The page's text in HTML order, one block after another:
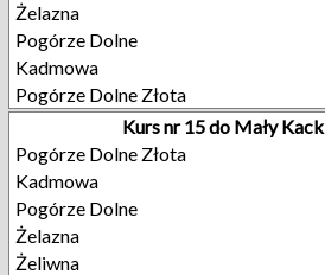
Żelazna
Pogórze Dolne
Kadmowa
Pogórze Dolne Złota
Kurs nr 15 do Mały
Pogórze Dolne Złota
Kadmowa
Pogórze Dolne
Żelazna
Żeliwna